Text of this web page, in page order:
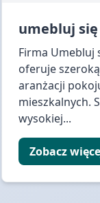
umebluj się
Firma Umebluj
oferuje
aranżacji
mieszkalnych.
wysokiej...
Zobacz